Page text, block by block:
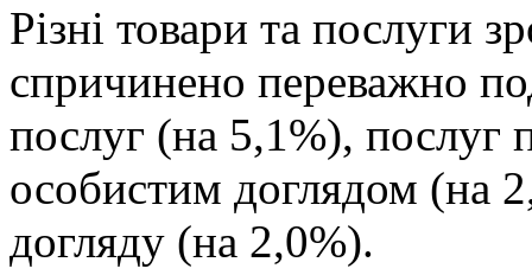
Різні товари та послуги
спричинено переважно
послуг (на 5,1%), послуг
особистим доглядом (на
догляду (на 2,0%).